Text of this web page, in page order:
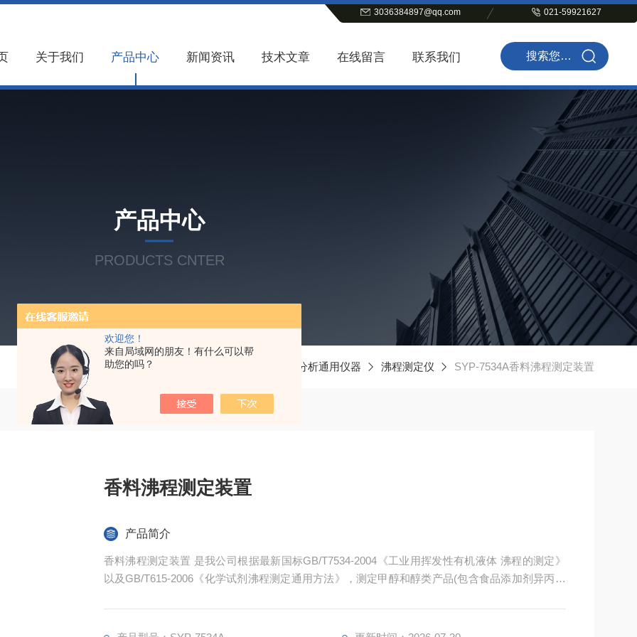
欢迎您！
来自局域网的朋友！有什么可以帮
助您的吗？
3036384897@qq.com 021-59921627
关于我们 产品中心 新闻资讯 技术文章 在线留言 联系我们
产品中心
PRODUCTS CNTER
当前位置： 石化分析通用仪器 沸程测定仪 SYP-7534A香料沸程测定装置
香料沸程测定装置
产品简介
香料沸程测定装置 是我公司根据最新国标GB/T7534-2004《工业用挥发性有机液体 沸程的测定》
以及GB/T615-2006《化学试剂沸程测定通用方法》，测定甲醇和醇类产品(包含食品添加剂异丙醇